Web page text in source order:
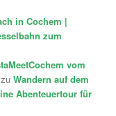
in Cochem |
zum
vom
zuWandern auf dem
Abenteuertour für